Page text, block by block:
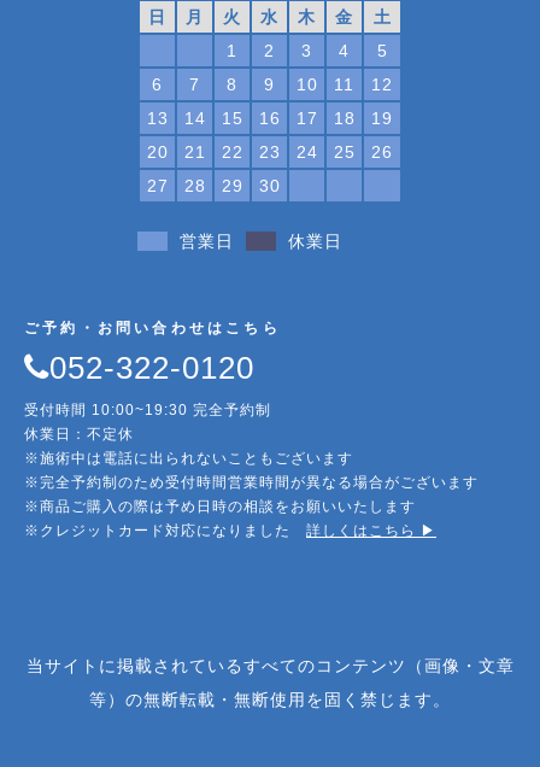
日 月 火 水 木 金
土
1
2 3 4
5
6
7 8 9 10 11
12
13
14 15 16 17 18
19
20
21 22 23 24 25
26
27
28 29 30
営業日 休業日
ご予約・お問い合わせはこちら
052-322-0120
受付時間 10:00~19:30 完全予約制
休業日：不定休
※施術中は電話に出られないこともございます
※完全予約制のため受付時間営業時間が異なる場合がございます
※商品ご購入の際は予め日時の相談をお願いいたします
※クレジットカード対応になりました 詳しくはこちら ▶︎
当サイトに掲載されているすべてのコンテンツ（画像・文章
等）の無断転載・無断使用を固く禁じます。